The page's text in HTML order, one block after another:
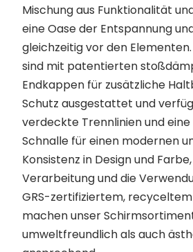
Mischung aus Funktionalität
eine Oase der Entspannung
gleichzeitig vor den
sind mit patentierten
Endkappen für zusätzliche
Schutz ausgestattet und
verdeckte Trennlinien und
Schnalle für einen modernen
Konsistenz in Design und
Verarbeitung und die
GRS-zertifiziertem,
machen unser
umweltfreundlich als auch